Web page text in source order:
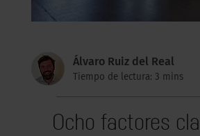
Álvaro Ruiz del Real
Tiempo de lectura: 3 mins
Ocho factores